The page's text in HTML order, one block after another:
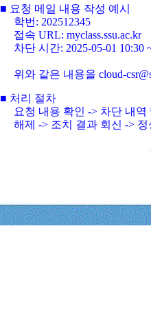
■ 요청 메일 내용 작성 예시
학번: 202512345
접속 URL: myclass.ssu.ac.kr
차단 시간: 2025-05-01 10:30
위와 같은 내용을 cloud-
■ 처리 절차
요청 내용 확인 -> 차단 내
해제 -> 조치 결과 회신 ->